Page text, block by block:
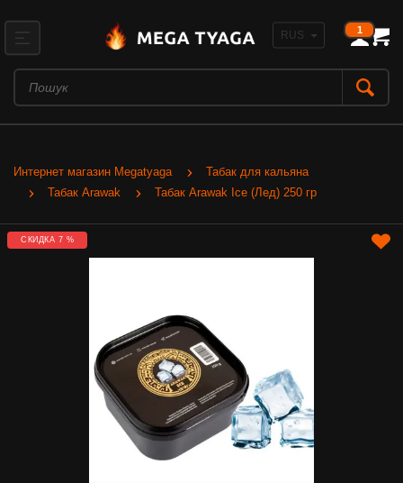
1
Интернет магазин Megatyaga
Табак для кальяна
Табак Arawak
Табак Arawak Ice (Лед) 250 гр
СКИДКА 7 %